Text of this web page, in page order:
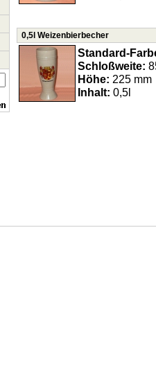
0,5l Weizenbierbecher
Standard-
Schloßweite:
Höhe: 225 mm
Inhalt: 0,5l